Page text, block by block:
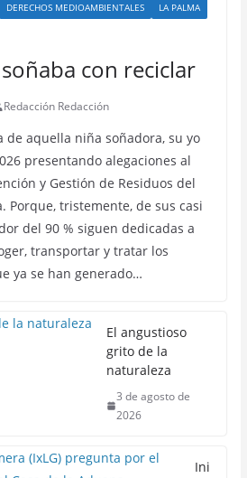
DERECHOS MEDIOAMBIENTALES
LA PALMA
con reciclar
Redacción Redacción
de aquella niña soñadora, su yo
presentando alegaciones al
y Gestión de Residuos del
Porque, tristemente, de sus casi
del 90 % siguen dedicadas a
transportar y tratar los
ya se han generado…
El angustioso
grito de la
naturaleza
3 de agosto de
2026
Ini